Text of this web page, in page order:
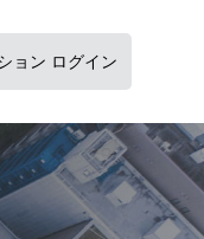
ョン ログイン